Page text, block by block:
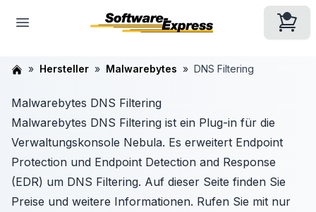
Hersteller Malwarebytes DNS Filtering
Malwarebytes DNS Filtering
Malwarebytes DNS Filtering ist ein Plug-in für die
Verwaltungskonsole Nebula. Es erweitert Endpoint
Protection und Endpoint Detection and Response
(EDR) um DNS Filtering. Auf dieser Seite finden Sie
Preise und weitere Informationen. Rufen Sie mit nur